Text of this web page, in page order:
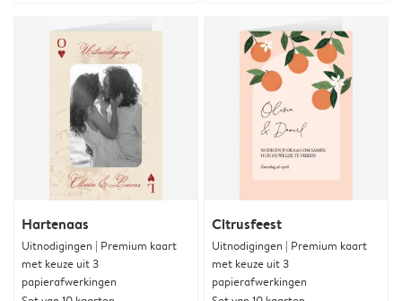
Hartenaas
Uitnodigingen | Premium kaart
met keuze uit 3
papierafwerkingen
Citrusfeest
Uitnodigingen | Premium kaart
met keuze uit 3
papierafwerkingen